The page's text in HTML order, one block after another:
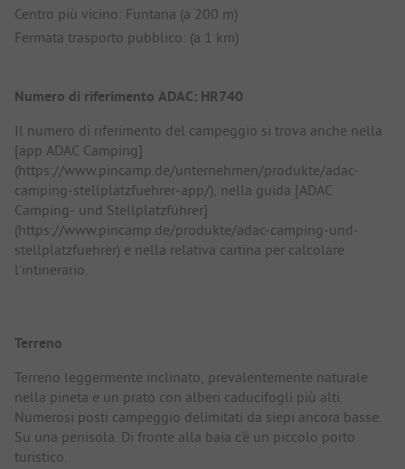
Centro più vicino: Funtana (a 200 m)
Fermata trasporto pubblico: (a 1 km)
Numero di riferimento ADAC: HR740
Il numero di riferimento del campeggio si trova anche nella
[app ADAC Camping]
(https://www.pincamp.de/unternehmen/produkte/adac-
camping-stellplatzfuehrer-app/), nella guida [ADAC
Camping- und Stellplatzführer]
(https://www.pincamp.de/produkte/adac-camping-und-
stellplatzfuehrer) e nella relativa cartina per calcolare
l'intinerario.
Terreno
Terreno leggermente inclinato, prevalentemente naturale
nella pineta e un prato con alberi caducifogli più alti.
Numerosi posti campeggio delimitati da siepi ancora basse.
Su una penisola. Di fronte alla baia c'è un piccolo porto
turistico.